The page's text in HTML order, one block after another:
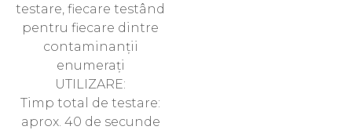
testare, fiecare testând
pentru fiecare dintre
contaminanții
enumerați
UTILIZARE:
Timp total de testare:
aprox. 40 de secunde